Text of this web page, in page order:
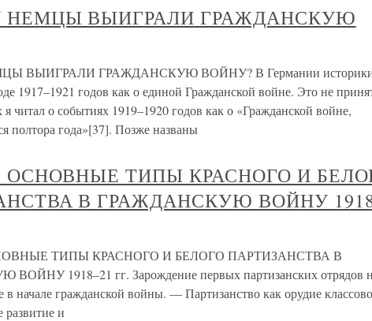
НЕМЦЫ ВЫИГРАЛИ ГРАЖДАНСКУЮ
ВЫИГРАЛИ ГРАЖДАНСКУЮ ВОЙНУ? В Германии
1917–1921 годов как о единой Гражданской войне. Это не
читал о событиях 1919–1920 годов как о «Гражданской войне,
полтора года»[37]. Позже названы
ОСНОВНЫЕ ТИПЫ КРАСНОГО И
В ГРАЖДАНСКУЮ ВОЙНУ
ТИПЫ КРАСНОГО И БЕЛОГО ПАРТИЗАНСТВА В
1918–21 гг. Зарождение первых партизанских отрядов
в начале гражданской войны. — Партизанство как орудие
и